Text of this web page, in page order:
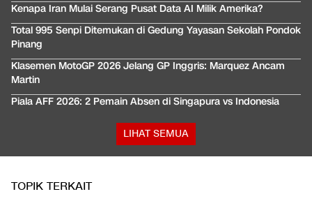
Kenapa Iran Mulai Serang Pusat Data AI Milik Amerika?
Total 995 Senpi Ditemukan di Gedung Yayasan Sekolah Pondok
Pinang
Klasemen MotoGP 2026 Jelang GP Inggris: Marquez Ancam
Martin
Piala AFF 2026: 2 Pemain Absen di Singapura vs Indonesia
LIHAT SEMUA
TOPIK TERKAIT